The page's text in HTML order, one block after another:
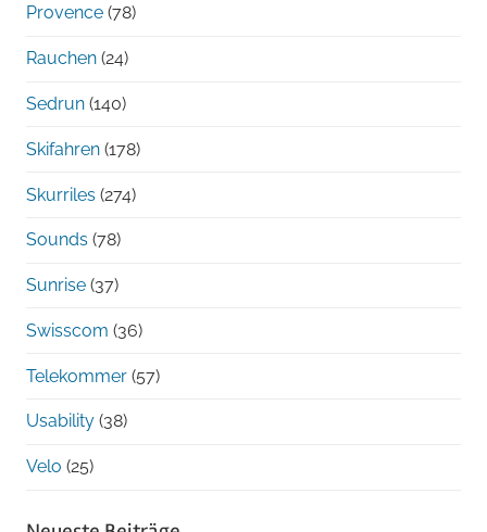
Provence (78)
Rauchen (24)
Sedrun (140)
Skifahren (178)
Skurriles (274)
Sounds (78)
Sunrise (37)
Swisscom (36)
Telekommer (57)
Usability (38)
Velo (25)